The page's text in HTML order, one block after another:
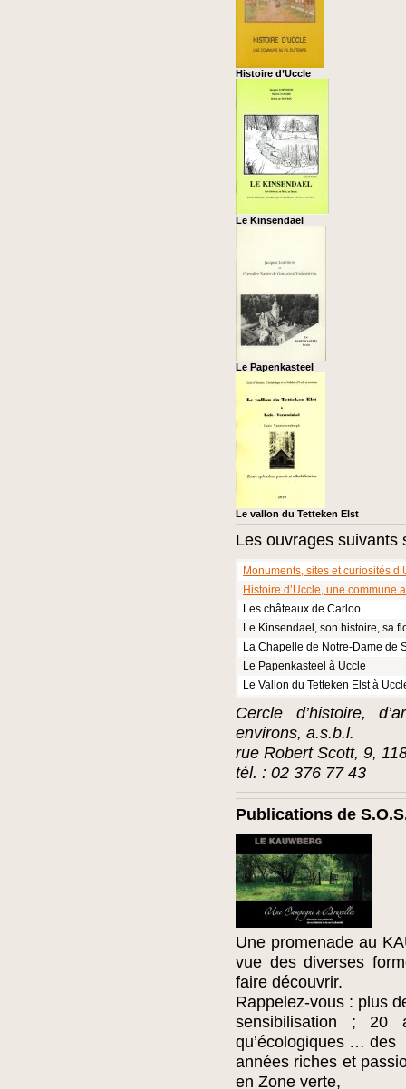
Histoire d’Uccle
Le Kinsendael
Le Papenkasteel
Le vallon du Tetteken Elst
Les ouvrages suivants
Monuments, sites et curiosités
Histoire d’Uccle, une commune
Les châteaux de Carloo
Le Kinsendael, son histoire, sa
La Chapelle de Notre-Dame de
Le Papenkasteel à Uccle
Le Vallon du Tetteken Elst à
Cercle d’histoire,
environs, a.s.b.l.
rue Robert Scott, 9,
tél. : 02 376 77 43
Publications de
Une promenade au
vue des diverses
faire découvrir.
Rappelez-vous : plus
sensibilisation ; 20
qu’écologiques … des
années riches et
en Zone verte,